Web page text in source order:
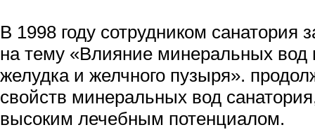
В 1998 году сотрудником санатория
на тему «Влияние минеральных
желудка и желчного пузыря».
свойств минеральных вод
высоким лечебным потенциалом.